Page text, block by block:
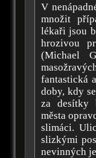
V
množit
lékaři jsou
hrozivou
(Michael
fantastická
doby, kdy
za desítky
města
slimáci.
slizkými
nevinných